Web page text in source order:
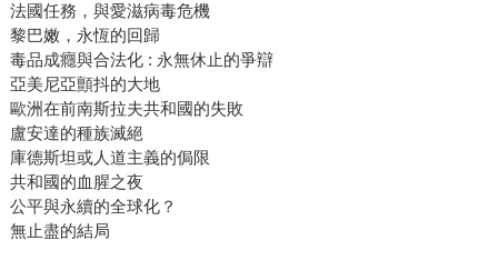
法國任務，與愛滋病毒危機
黎巴嫩，永恆的回歸
毒品成癮與合法化 : 永無休止的爭辯
亞美尼亞顫抖的大地
歐洲在前南斯拉夫共和國的失敗
盧安達的種族滅絕
庫德斯坦或人道主義的侷限
共和國的血腥之夜
公平與永續的全球化？
無止盡的結局